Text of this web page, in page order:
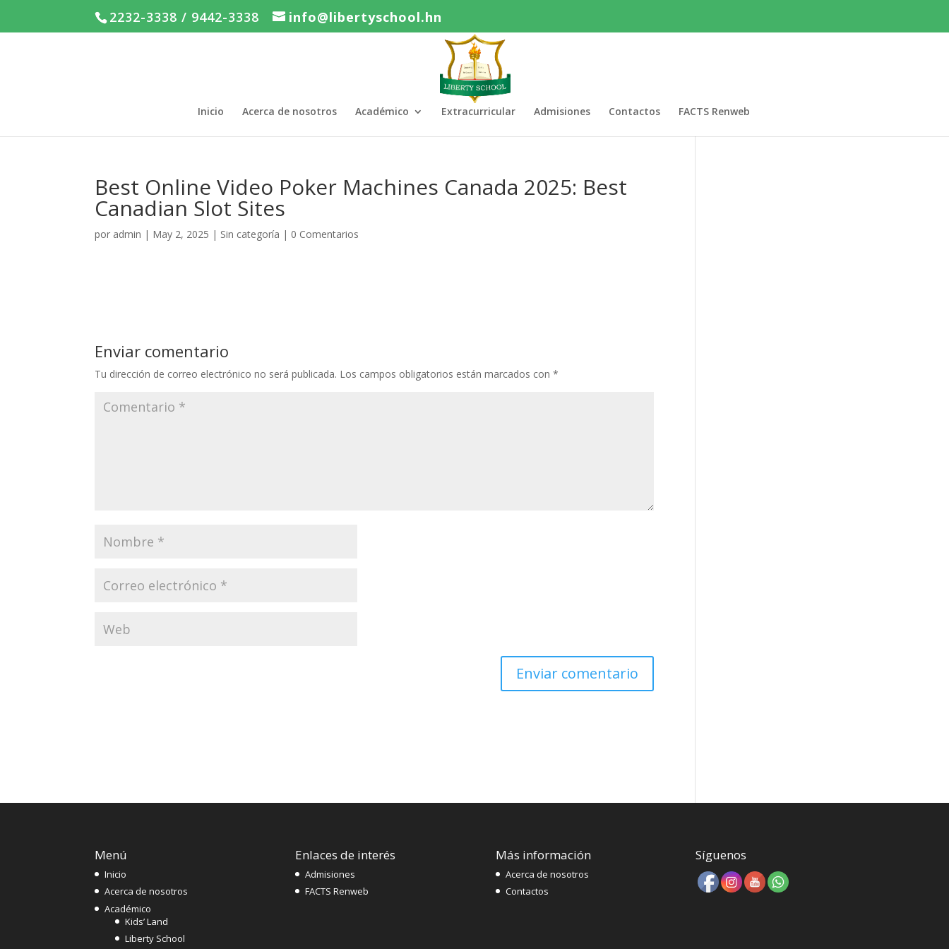
2232-3338 / 9442-3338 info@libertyschool.hn
Inicio Acerca de nosotros Académico Extracurricular Admisiones Contactos FACTS Renweb
Best Online Video Poker Machines Canada 2025: Best
Canadian Slot Sites
por admin | May 2, 2025 | Sin categoría | 0 Comentarios
Enviar comentario
Tu dirección de correo electrónico no será publicada. Los campos obligatorios están marcados con*
Menú
Inicio
Acerca de nosotros
Académico
Kids’ Land
Liberty School
Enlaces de interés
Admisiones
FACTS Renweb
Más información
Acerca de nosotros
Contactos
Síguenos